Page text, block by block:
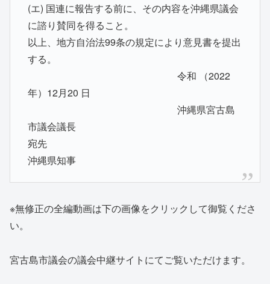
(エ) 国連に報告する前に、その内容を沖縄県議会
に諮り賛同を得ること。
以上、地方自治法99条の規定により意見書を提出
する。
令和 （2022
年）12月20 日
沖縄県宮古島
市議会議長
宛先
沖縄県知事
※無修正の全編動画は下の画像をクリックして御覧くださ
い。
宮古島市議会の議会中継サイトにてご覧いただけます。